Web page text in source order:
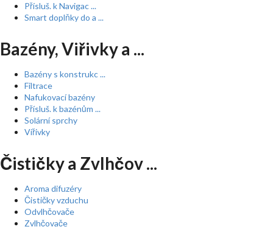
Přísluš. k Navigac ...
Smart doplňky do a ...
Bazény, Viřivky a ...
Bazény s konstrukc ...
Filtrace
Nafukovací bazény
Přísluš. k bazénům ...
Solární sprchy
Vířivky
Čističky a Zvlhčov ...
Aroma difuzéry
Čističky vzduchu
Odvlhčovače
Zvlhčovače